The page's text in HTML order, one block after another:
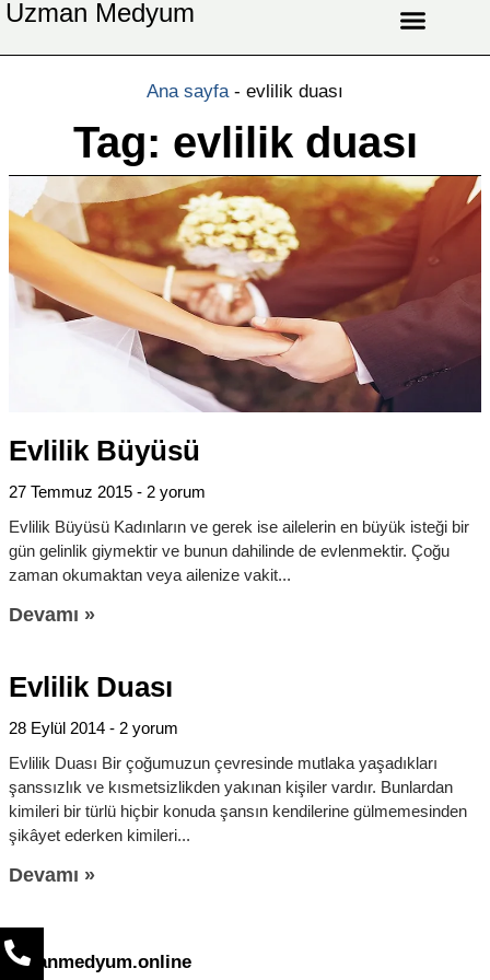
Uzman Medyum
Ana sayfa- evlilik duası
Tag: evlilik duası
Evlilik Büyüsü
27 Temmuz 2015
2 yorum
Evlilik Büyüsü Kadınların ve gerek ise ailelerin en büyük isteği bir
gün gelinlik giymektir ve bunun dahilinde de evlenmektir. Çoğu
zaman okumaktan veya ailenize vakit
Devamı »
Evlilik Duası
28 Eylül 2014
2 yorum
Evlilik Duası Bir çoğumuzun çevresinde mutlaka yaşadıkları
şanssızlık ve kısmetsizlikden yakınan kişiler vardır. Bunlardan
kimileri bir türlü hiçbir konuda şansın kendilerine gülmemesinden
şikâyet ederken kimileri
Devamı »
uzmanmedyum.online